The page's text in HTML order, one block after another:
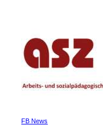
FB News